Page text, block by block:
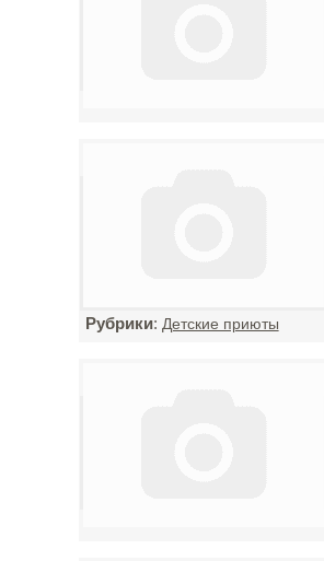
Рубрики: Детские приюты